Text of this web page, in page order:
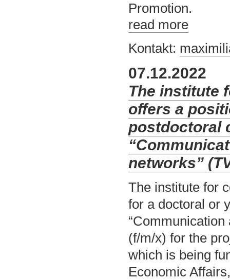
Promotion.
read more
Kontakt:
07.12.2022
The institute
offers a
postdoctoral
networks”
The institute for
for a doctoral or
(f/m/x) for the
which is being
Economic